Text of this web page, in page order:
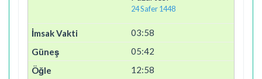
24 Safer 1448
03:58
05:42
12:58